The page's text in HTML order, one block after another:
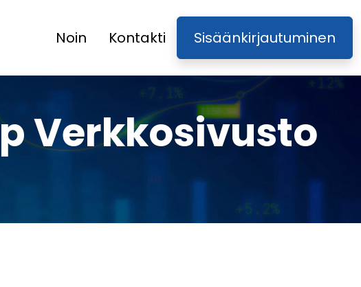
Noin Kontakti Sisäänkirjautuminen
Verkkosivusto